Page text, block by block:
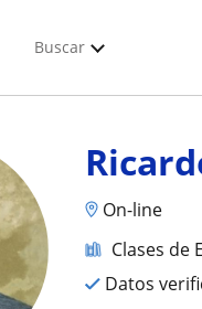
Buscar
On-line
Clases de
Datos